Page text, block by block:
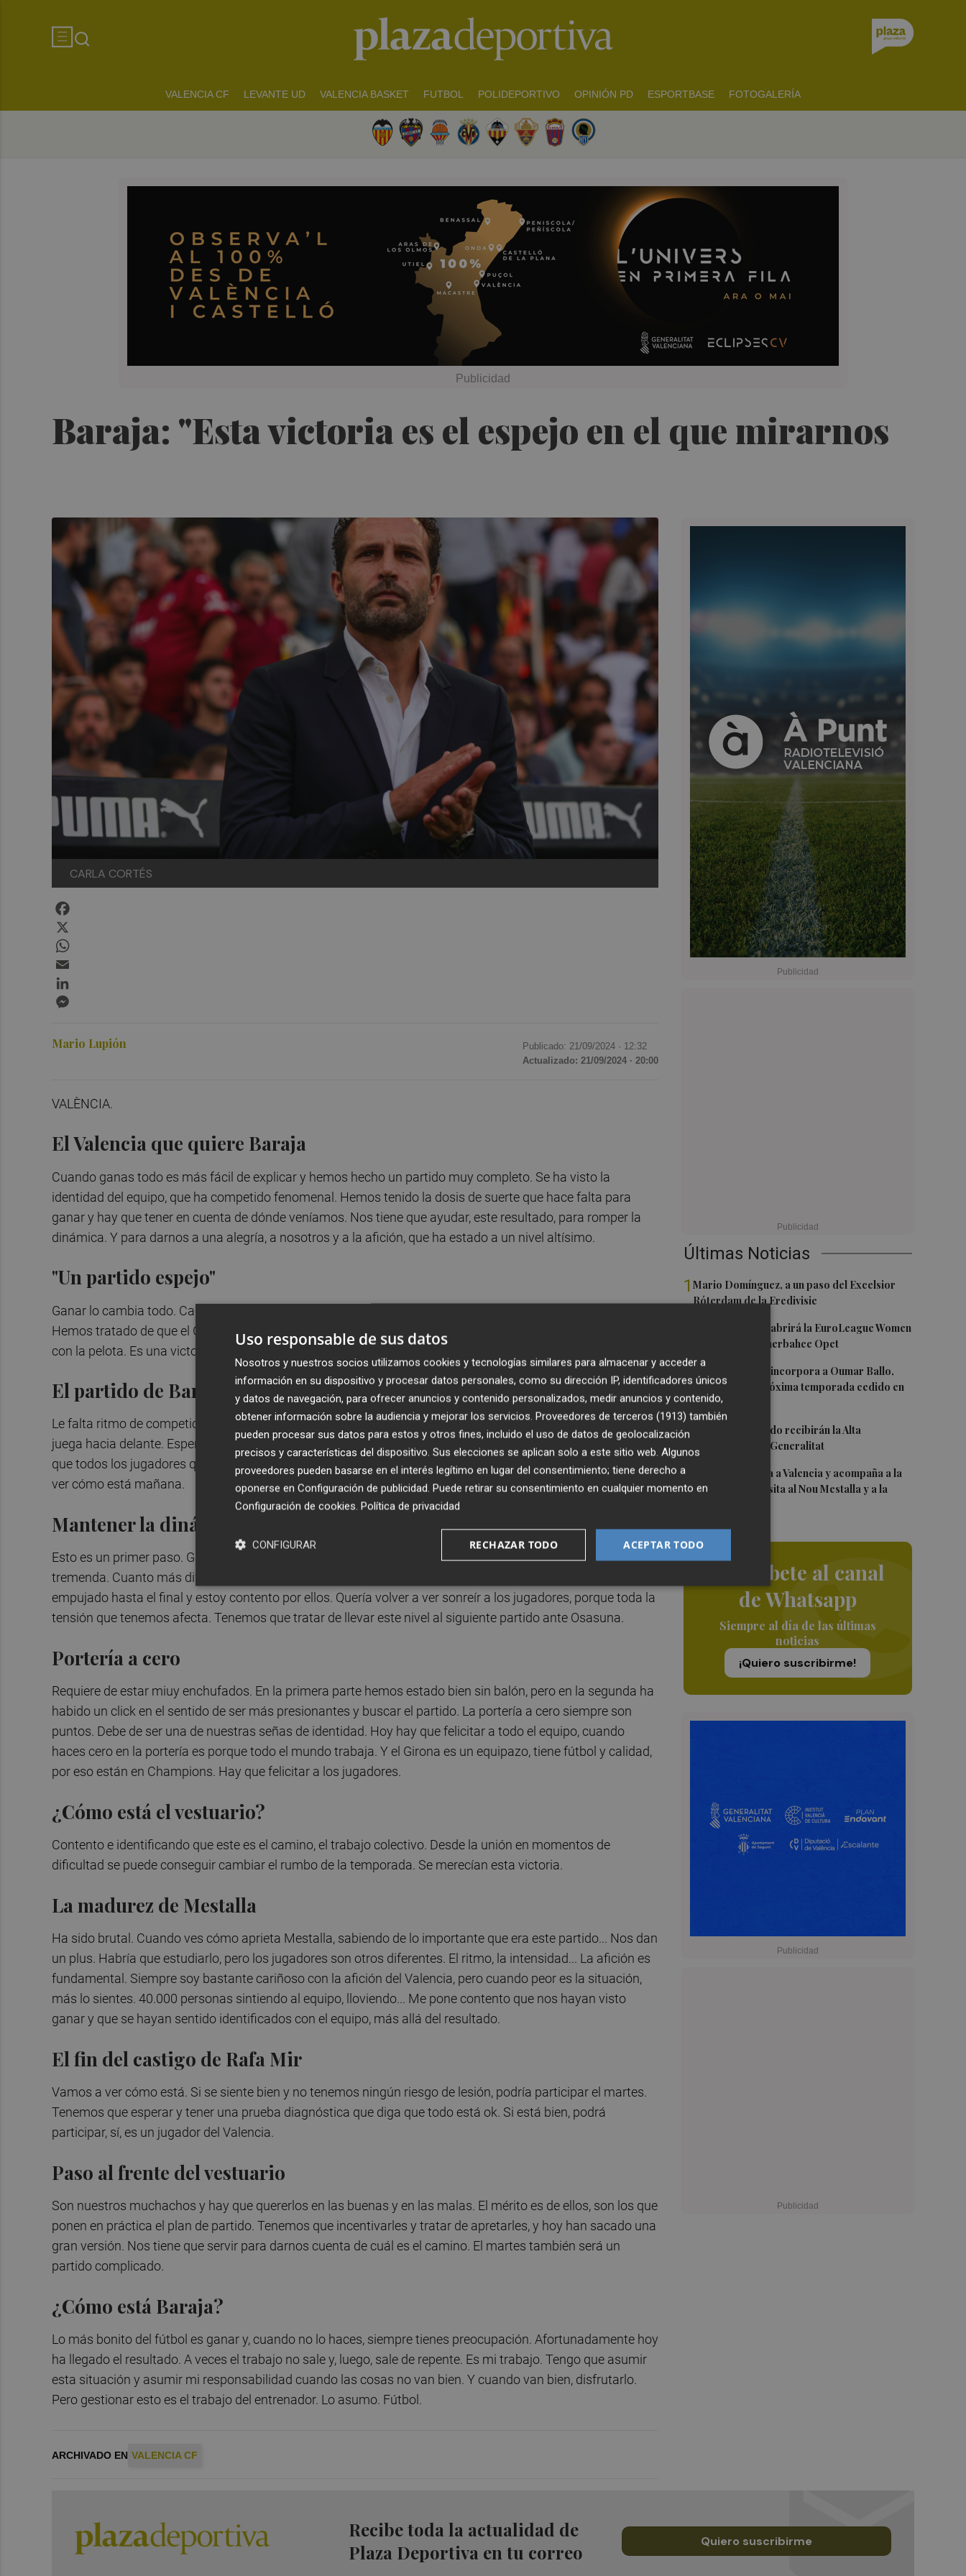
VALENCIA CF LEVANTE UD VALENCIA BASKET FUTBOL POLIDEPORTIVO OPINIÓN PD ESPORTBASE FOTOGALERÍA
Baraja: "Esta victoria es el espejo en el que mirarnos
CARLA CORTÉS
Últimas Noticias
1Mario Domínguez, a un paso del Excelsior
Róterdam de la Eredivisie
Valencia Basket abrirá la EuroLeague Women
en casa ante Fenerbahce Opet
3Valencia Basket incorpora a Oumar Ballo,
que jugará la próxima temporada cedido en
Galatasaray
4
Ferran y Grimaldo recibirán la Alta
Distinción de la Generalitat
5
Kiat Lim regresa a Valencia y acompaña a la
plantilla en su visita al Nou Mestalla y a la
Suscríbete al canal
de Whatsapp
Siempre al día de las últimas
noticias
¡Quiero suscribirme!
Mario Lupión Publicado: 21/09/2024 · 12:32
Actualizado: 21/09/2024 · 20:00
VALÈNCIA.
El Valencia que quiere Baraja
Cuando ganas todo es más fácil de explicar y hemos hecho un partido muy completo. Se ha visto la
identidad del equipo, que ha competido fenomenal. Hemos tenido la dosis de suerte que hace falta para
ganar y hay que tener en cuenta de dónde veníamos. Nos tiene que ayudar, este resultado, para romper la
dinámica. Y para darnos a una alegría, a nosotros y a la afición, que ha estado a un nivel altísimo.
"Un partido espejo"
Ganar lo cambia todo. Cambia la sensación. Tenemos que estar contentos por la victoria y el esfuerzo.
Hemos tratado de que el Girona no estuviera cómodo porque te duerme los partidos y tiene mucho criterio
con la pelota. Es una victoria de todos. El partido de hoy es un espejo en el que miramos.
El partido de Barrenechea
Le falta ritmo de competición, pero nos da equilibrio y continuidad. No pierde la pelota y, cuando recupera,
juega hacia delante. Esperemos que cuando vaya cogiendo importancia nos aporte cosas. Es importante
que todos los jugadores que entren tengan ya un buen rendimiento. Ha hecho un esfuerzo grande y vamos a
ver cómo está mañana.
Mantener la dinámica
Esto es un primer paso. Ganar cuando no lo haces en cinco partidos, con tu público y tu gente... es una cosa
tremenda. Cuanto más difícil está todo, más viene esta afición. Y más apoya. Ha sido un plus. Nos han
empujado hasta el final y estoy contento por ellos. Quería volver a ver sonreír a los jugadores, porque toda la
tensión que tenemos afecta. Tenemos que tratar de llevar este nivel al siguiente partido ante Osasuna.
Portería a cero
Requiere de estar miuy enchufados. En la primera parte hemos estado bien sin balón, pero en la segunda ha
habido un click en el sentido de ser más presionantes y buscar el partido. La portería a cero siempre son
puntos. Debe de ser una de nuestras señas de identidad. Hoy hay que felicitar a todo el equipo, cuando
haces cero en la portería es porque todo el mundo trabaja. Y el Girona es un equipazo, tiene fútbol y calidad,
por eso están en Champions. Hay que felicitar a los jugadores.
¿Cómo está el vestuario?
Contento e identificando que este es el camino, el trabajo colectivo. Desde la unión en momentos de
dificultad se puede conseguir cambiar el rumbo de la temporada. Se merecían esta victoria.
La madurez de Mestalla
Ha sido brutal. Cuando ves cómo aprieta Mestalla, sabiendo de lo importante que era este partido... Nos dan
un plus. Habría que estudiarlo, pero los jugadores son otros diferentes. El ritmo, la intensidad... La afición es
fundamental. Siempre soy bastante cariñoso con la afición del Valencia, pero cuando peor es la situación,
más lo sientes. 40.000 personas sintiendo al equipo, lloviendo... Me pone contento que nos hayan visto
ganar y que se hayan sentido identificados con el equipo, más allá del resultado.
El fin del castigo de Rafa Mir
Vamos a ver cómo está. Si se siente bien y no tenemos ningún riesgo de lesión, podría participar el martes.
Tenemos que esperar y tener una prueba diagnóstica que diga que todo está ok. Si está bien, podrá
participar, sí, es un jugador del Valencia.
Paso al frente del vestuario
Son nuestros muchachos y hay que quererlos en las buenas y en las malas. El mérito es de ellos, son los que
ponen en práctica el plan de partido. Tenemos que incentivarles y tratar de apretarles, y hoy han sacado una
gran versión. Nos tiene que servir para darnos cuenta de cuál es el camino. El martes también será un
partido complicado.
¿Cómo está Baraja?
Lo más bonito del fútbol es ganar y, cuando no lo haces, siempre tienes preocupación. Afortunadamente hoy
ha llegado el resultado. A veces el trabajo no sale y, luego, sale de repente. Es mi trabajo. Tengo que asumir
esta situación y asumir mi responsabilidad cuando las cosas no van bien. Y cuando van bien, disfrutarlo.
Pero gestionar esto es el trabajo del entrenador. Lo asumo. Fútbol.
ARCHIVADO EN VALENCIA CF
Recibe toda la actualidad de
Plaza Deportiva en tu correo
Quiero suscribirme
Uso responsable de sus datos
Nosotros y nuestros socios utilizamos cookies y tecnologías similares para almacenar y acceder a
información en su dispositivo y procesar datos personales, como su dirección IP, identificadores únicos
y datos de navegación, para ofrecer anuncios y contenido personalizados, medir anuncios y contenido,
obtener información sobre la audiencia y mejorar los servicios. Proveedores de terceros (1913) también
pueden procesar sus datos para estos y otros fines, incluido el uso de datos de geolocalización
precisos y características del dispositivo. Sus elecciones se aplican solo a este sitio web. Algunos
proveedores pueden basarse en el interés legítimo en lugar del consentimiento; tiene derecho a
oponerse en Configuración de publicidad. Puede retirar su consentimiento en cualquier momento en
Configuración de cookies. Política de privacidad
ACEPTAR TODO
RECHAZAR TODO
CONFIGURAR